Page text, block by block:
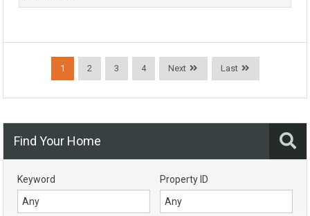
1 2 3 4 Next Last
Find Your Home
Keyword Property ID